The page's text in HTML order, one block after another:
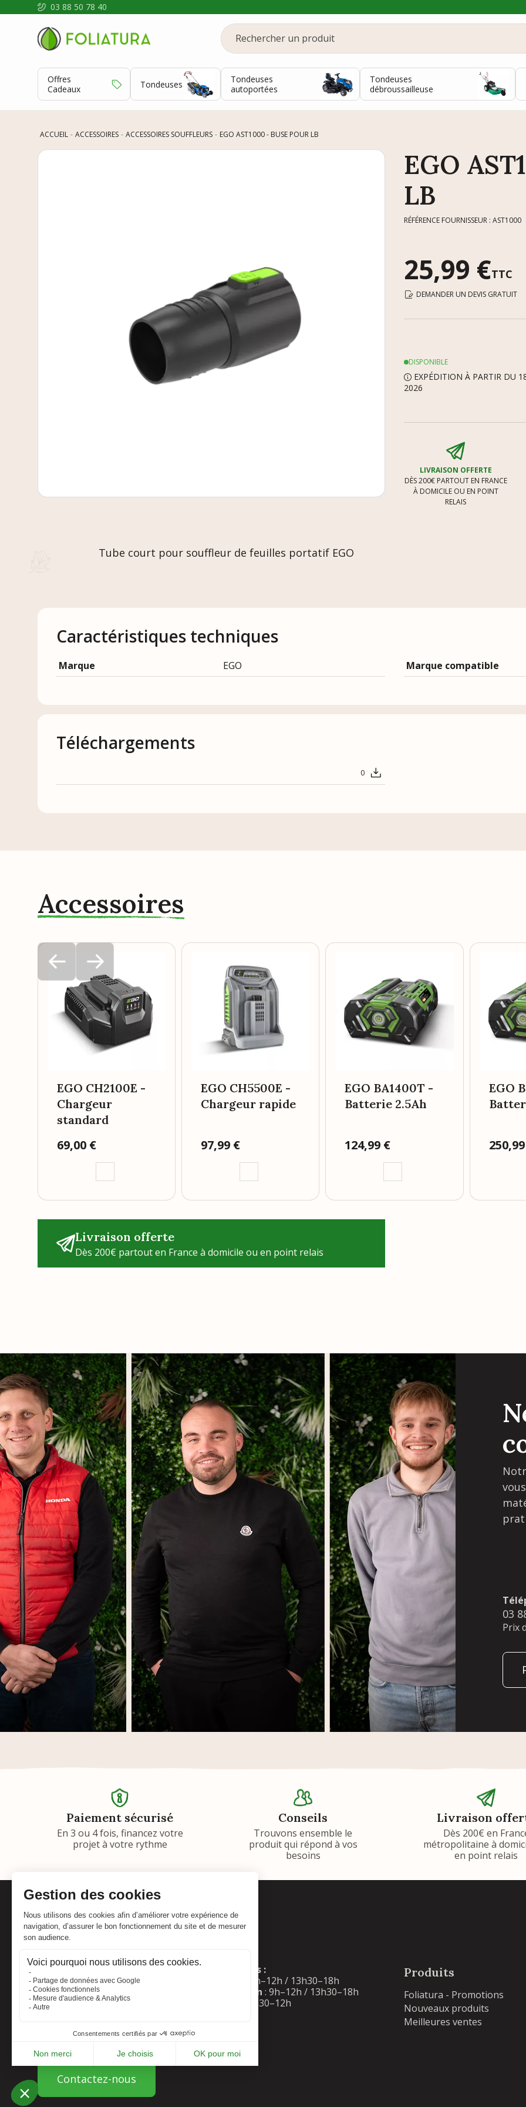
03 88 50 78 40
Offres
Cadeaux
Tondeuses
Tondeuses
autoportées
Tondeuses
débroussailleuse
ACCUEIL ACCESSOIRES ACCESSOIRES SOUFFLEURS EGO AST1000 - BUSE POUR LB
EGO
LB
RÉFÉRENCE FOURNISSEUR : AST1000
25,99 €TTC
DEMANDER UN DEVIS GRATUIT
DISPONIBLE
EXPÉDITION À PARTIR DU
2026
LIVRAISON OFFERTE
DÈS 200€ PARTOUT EN FRANCE
À DOMICILE OU EN POINT
RELAIS
Tube court pour souffleur de feuilles portatif EGO
Caractéristiques techniques
Marque EGO Marque compatible
Téléchargements
0
Accessoires
EGO CH2100E -
Chargeur
standard
Prix
69,00 €
EGO CH5500E -
Chargeur rapide
Prix
97,99 €
EGO BA1400T -
Batterie 2.5Ah
Prix
124,99 €
EGO
Prix
Livraison offerte
Dès 200€ partout en France à domicile ou en point relais
03
Prix
Paiement sécurisé
En 3 ou 4 fois, financez votre
projet à votre rythme
Conseils
Trouvons ensemble le
produit qui répond à vos
besoins
Livraison
Dès 200€ en
métropolitaine à
en point relais
Adresse :
Foliatura
2 rue de l'industrie
67560 Rosheim
Horaires :
: 10h–12h / 13h30–18h
Mar–Ven : 9h–12h / 13h30–18h
: 8h30–12h
Contactez-nous
Produits
Foliatura - Promotions
Nouveaux produits
Meilleures ventes